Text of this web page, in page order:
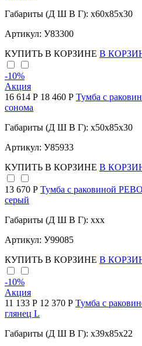
Габариты (Д Ш В Г): x60x85x30
Артикул: У83300
КУПИТЬ В КОРЗИНЕ В
-10%
Акция
16 614 Р 18 460 Р Тумба с
сонома
Габариты (Д Ш В Г): x50x85x30
Артикул: У85933
КУПИТЬ В КОРЗИНЕ В
13 670 Р Тумба с раковиной
серый
Габариты (Д Ш В Г): xxx
Артикул: У99085
КУПИТЬ В КОРЗИНЕ В
-10%
Акция
11 133 Р 12 370 Р Тумба с
глянец L
Габариты (Д Ш В Г): x39x85x22